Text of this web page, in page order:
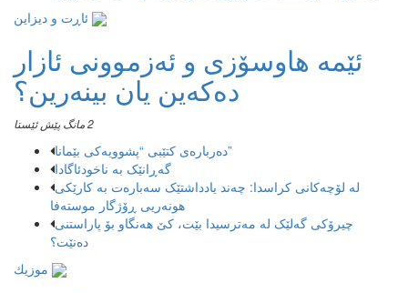
ئێمە هاوسۆزی و ئەزموونی ئازار
دەکەین یان بینەرین؟
2 مانگ پێش ئێستا
دەربارەی کتێبی “پشوویەکی بێمانا”
لە لۆچەکانی کراسدا: چەند یادداشتێک سەبارەت بە کارێکی
چیرۆکی گەلێک لە مەترسیدا بێت، کێ هەنگاو بۆ پاراستنی